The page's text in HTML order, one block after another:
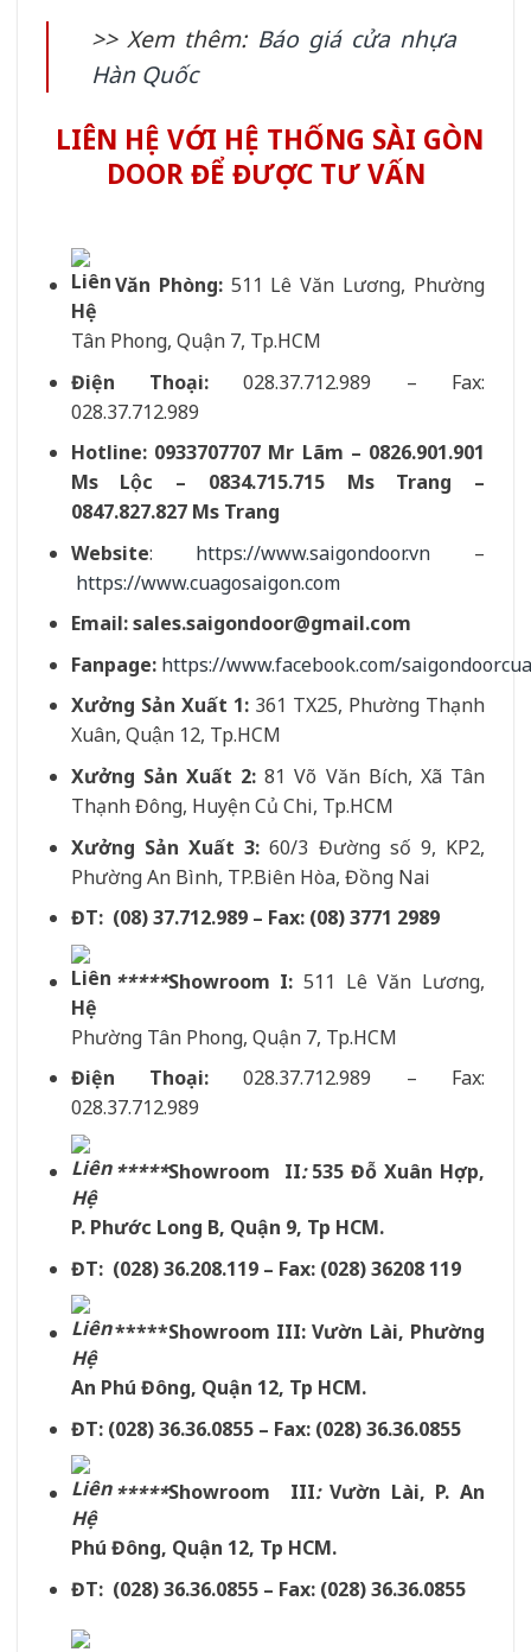
>> Xem thêm: Báo giá cửa nhựa
Hàn Quốc
LIÊN HỆ VỚI HỆ THỐNG SÀI GÒN
DOOR ĐỂ ĐƯỢC TƯ VẤN
Văn Phòng:511 Lê Văn Lương, Phường
Tân Phong, Quận 7, Tp.HCM
Điện Thoại: 028.37.712.989 – Fax:
028.37.712.989
Hotline: 0933707707 Mr Lãm – 0826.901.901
Ms Lộc – 0834.715.715 Ms Trang –
0847.827.827 Ms Trang
Website: https://www.saigondoor.vn –
https://www.cuagosaigon.com
Email:sales.saigondoor@gmail.com
Fanpage: https://www.facebook.com/
Xưởng Sản Xuất 1:361 TX25, Phường Thạnh
Xuân, Quận 12, Tp.HCM
Xưởng Sản Xuất 2: 81 Võ Văn Bích, Xã Tân
Thạnh Đông, Huyện Củ Chi, Tp.HCM
Xưởng Sản Xuất 3: 60/3 Đường số 9, KP2,
Phường An Bình, TP.Biên Hòa, Đồng Nai
ĐT: (08) 37.712.989 – Fax: (08) 3771 2989
*****Showroom I: 511 Lê Văn Lương,
Phường Tân Phong, Quận 7, Tp.HCM
Điện Thoại: 028.37.712.989 – Fax:
028.37.712.989
*****Showroom II:535 Đỗ Xuân Hợp,
P. Phước Long B, Quận 9, Tp HCM.
ĐT: (028) 36.208.119 – Fax: (028) 36208 119
*****Showroom III: Vườn Lài, Phường
An Phú Đông, Quận 12, Tp HCM.
ĐT: (028) 36.36.0855 – Fax: (028) 36.36.0855
*****Showroom III:Vườn Lài, P. An
Phú Đông, Quận 12, Tp HCM.
ĐT: (028) 36.36.0855 – Fax: (028) 36.36.0855